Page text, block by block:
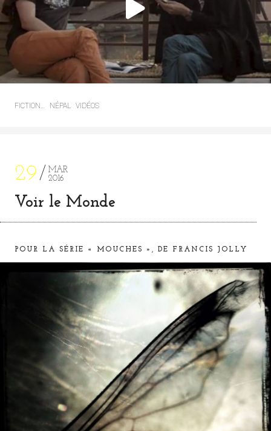
FICTION… NÉPAL VIDÉOS
29
MAR
2016
Voir le Monde
POUR LA SÉRIE « MOUCHES », DE FRANCIS JOLLY